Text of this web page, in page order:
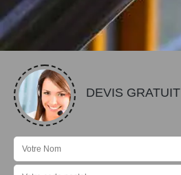
DEVIS GRATUIT